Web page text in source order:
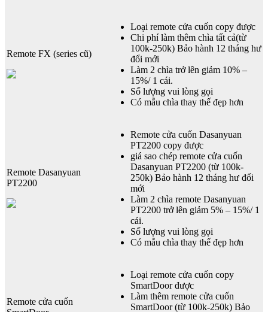
Remote FX (series cũ)
Loại remote cửa cuốn copy được
Chi phí làm thêm chìa tất cả(từ
100k-250k) Bảo hành 12 tháng hư
đổi mới
Làm 2 chìa trở lên giảm 10% –
15%/ 1 cái.
Số lượng vui lòng gọi
Có mẫu chìa thay thế đẹp hơn
Remote Dasanyuan
PT2200
Remote cửa cuốn Dasanyuan
PT2200 copy được
giá sao chép remote cửa cuốn
Dasanyuan PT2200 (từ 100k-
250k) Bảo hành 12 tháng hư đổi
mới
Làm 2 chìa remote Dasanyuan
PT2200 trở lên giảm 5% – 15%/ 1
cái.
Số lượng vui lòng gọi
Có mẫu chìa thay thế đẹp hơn
Remote cửa cuốn
Loại remote cửa cuốn copy
SmartDoor được
Làm thêm remote cửa cuốn
SmartDoor (từ 100k-250k) Bảo